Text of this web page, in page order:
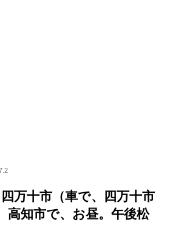
万十市（車で、四万十市
高知市で、お昼。午後松